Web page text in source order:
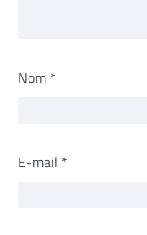
Nom *
E-mail *